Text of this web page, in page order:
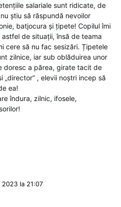
salariale sunt ridicate, de
știu să răspundă nevoilor
batjocura și țipete! Copilul îmi
de situații, însă de teama
cere să nu fac sesizări. Țipetele
zilnice, iar sub oblăduirea unor
doresc a părea, girate tacit de
, elevii noștri incep să
ea!
îndura, zilnic, ifosele,
la 21:07